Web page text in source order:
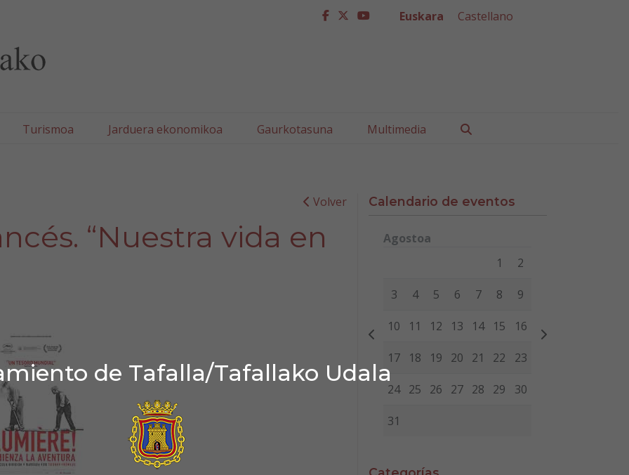
de Tafalla/Tafallako Udala
facebook
twitter
youtube
Euskara Castellano
Turismoa Jarduera ekonomikoa Gaurkotasuna Multimedia
Volver
“Nuestra vida en
Calendario de eventos
Agostoa
Miércoles Jueves
1 2
3 4 5 6 7 8 9
10 11 12 13 14 15 16
17 18 19 20 21 22 23
24 25 26 27 28 29 30
31